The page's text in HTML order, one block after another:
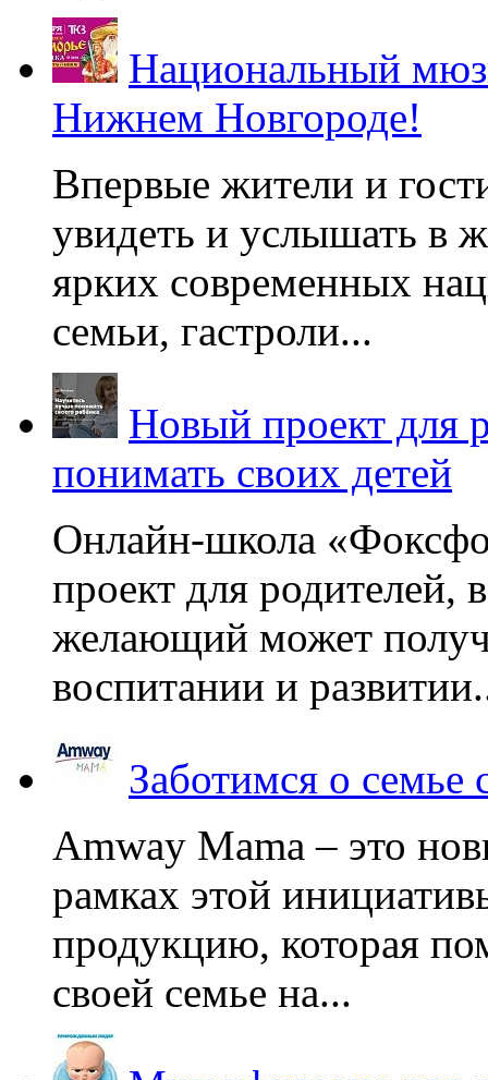
Национальный
Нижнем Новгороде!
Впервые жители и
увидеть и услышать в
ярких современных
семьи, гастроли...
Новый проект для
понимать своих детей
Онлайн-школа
проект для родителей,
желающий может
воспитании и
Заботимся о
Amway Mama – это
рамках этой
продукцию, которая
своей семье на...